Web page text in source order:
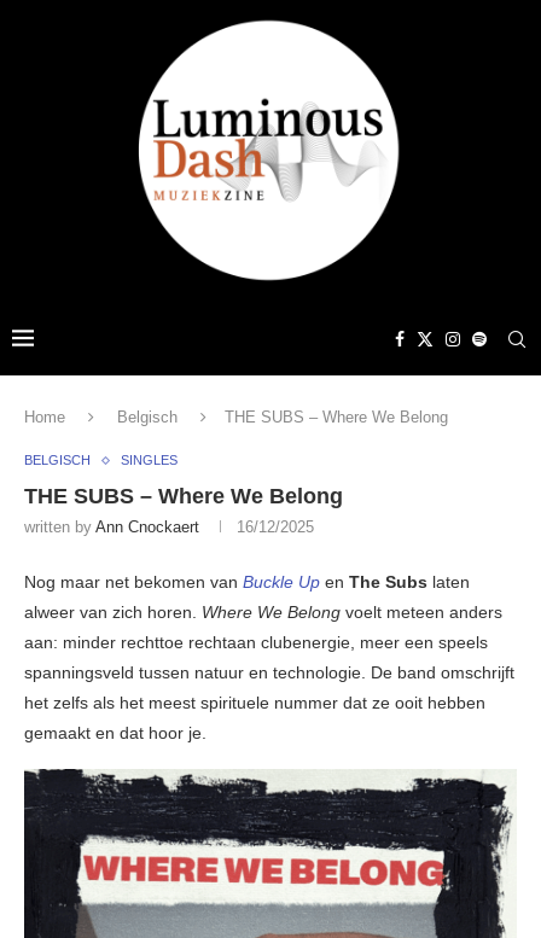
Home Belgisch THE SUBS – Where We Belong
BELGISCH SINGLES
THE SUBS – Where We Belong
written by Ann Cnockaert 16/12/2025
Nog maar net bekomen van Buckle Up en The Subs laten
alweer van zich horen. Where We Belong voelt meteen anders
aan: minder rechttoe rechtaan clubenergie, meer een speels
spanningsveld tussen natuur en technologie. De band omschrijft
het zelfs als het meest spirituele nummer dat ze ooit hebben
gemaakt en dat hoor je.